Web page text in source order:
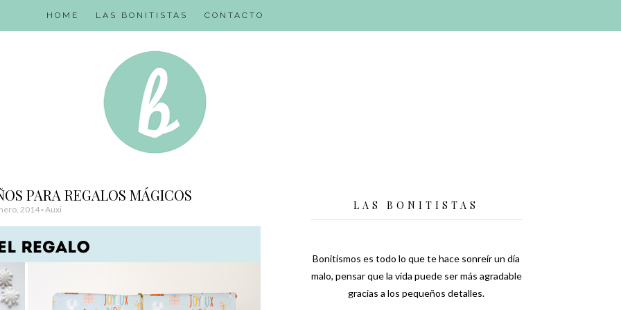
HOME LAS BONITISTAS CONTACTO
PARA REGALOS MÁGICOS
2014-Auxi LAS BONITISTAS
Bonitismos es todo lo que te hace sonreír un día
malo, pensar que la vida puede ser más agradable
gracias a los pequeños detalles.